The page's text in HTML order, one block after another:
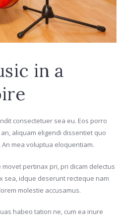
in a
consectetuer sea eu. Eos porro
aliquam eligendi dissentiet quo
mea voluptua eloquentiam.
pertinax pri, pri dicam delectus
sea, idque deserunt recteque nam
molestie accusamus.
habeo tation ne, cum ea iriure